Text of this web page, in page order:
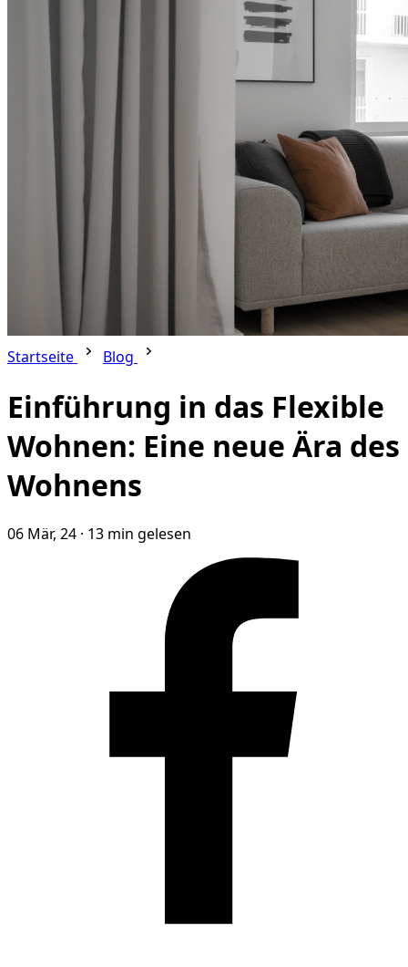
Startseite Blog
Einführung in das Flexible
Wohnen: Eine neue Ära des
Wohnens
06 Mär, 24 · 13 min gelesen